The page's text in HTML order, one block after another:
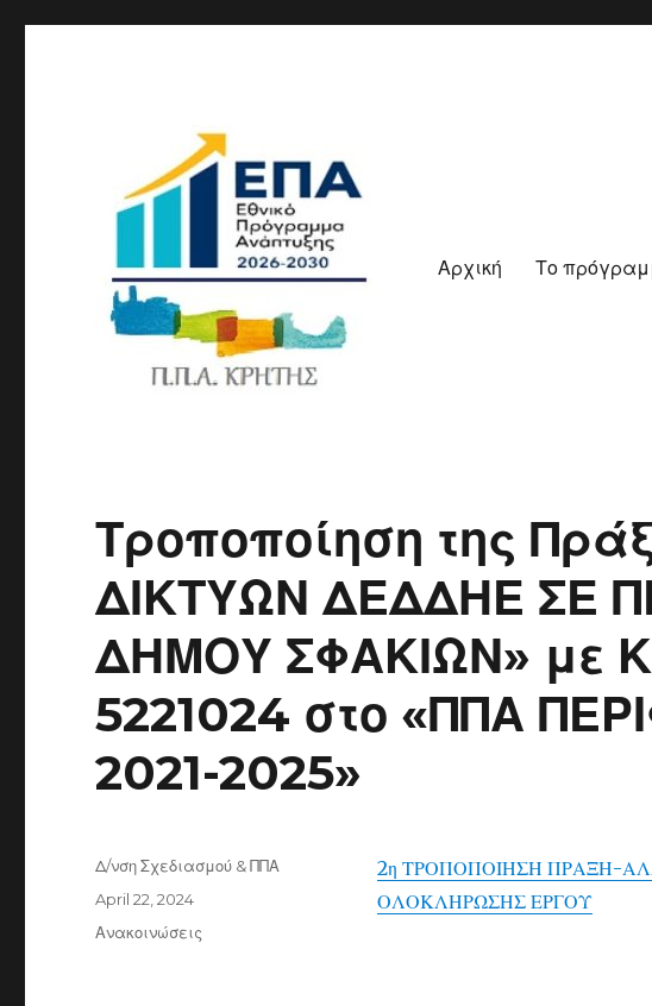
Αρχική Το
Τροποποίηση της
ΔΙΚΤΥΩΝ ΔΕΔΔΗΕ ΣΕ
ΔΗΜΟΥ ΣΦΑΚΙΩΝ» με
5221024 στο «ΠΠΑ
2021-2025»
2η ΤΡΟΠΟΠΟΙΗΣΗ ΠΡΑΞΗ-
ΟΛΟΚΛΗΡΩΣΗΣ ΕΡΓΟΥ
Author
Δ/νση Σχεδιασμού & ΠΠΑ
Posted
on
April 22, 2024
Categories
Ανακοινώσεις